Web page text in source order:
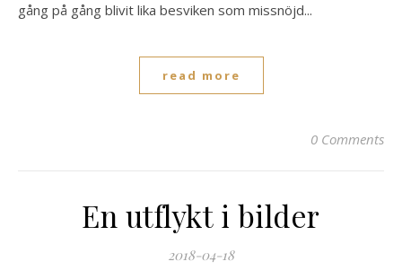
gång på gång blivit lika besviken som missnöjd...
read more
0 Comments
En utflykt i bilder
2018-04-18